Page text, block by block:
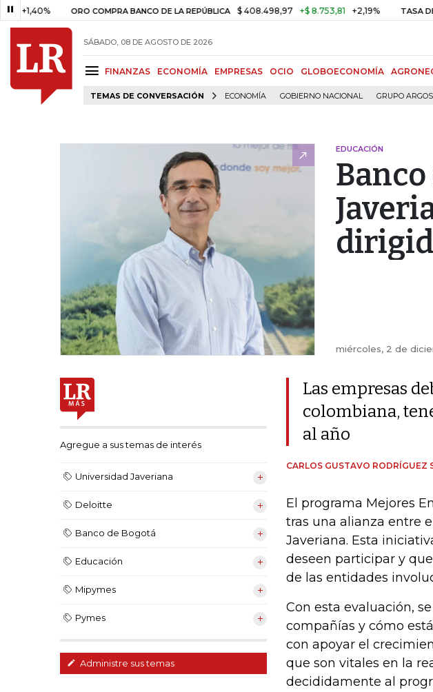
ORO COMPRA BANCO DE LA REPÚBLICA $ 408.498,97 +$ 8.753,81 +2,19% TASA DE
SÁBADO, 08 DE AGOSTO DE 2026
FINANZAS ECONOMÍA EMPRESAS OCIO GLOBOECONOMÍA
TEMAS DE CONVERSACIÓN ECONOMÍA GOBIERNO NACIONAL GRUPO ARGOS
EDUCACIÓN
miércoles, 2 de
Agregue a sus temas de interés
Universidad Javeriana
Deloitte
Banco de Bogotá
Educación
Mipymes
Pymes
Administre sus temas
Las empresas
colombiana,
al año
CARLOS GUSTAVO RODRÍGUEZ
El programa Mejores
tras una alianza entre
Javeriana. Esta
deseen participar y
de las entidades
Con esta evaluación,
compañías y cómo
con apoyar el
que son vitales en la
decididamente al